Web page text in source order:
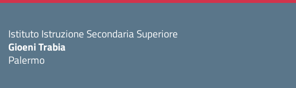
Istituto Istruzione Secondaria Superiore
Gioeni Trabia
Palermo